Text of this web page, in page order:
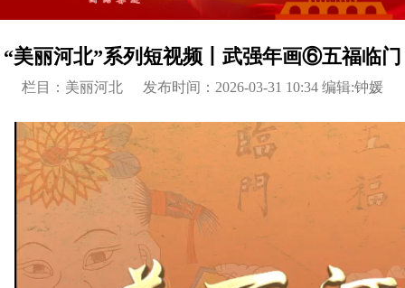
“美丽河北”系列短视频丨武强年画⑥五福临门
栏目：美丽河北 发布时间：2026-03-31 10:34 编辑:钟媛